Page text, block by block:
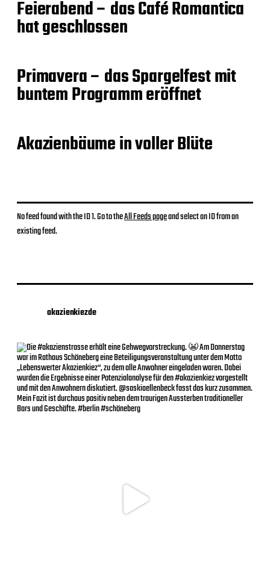
Feierabend – das Café Romantica
hat geschlossen
Primavera – das Spargelfest mit
buntem Programm eröffnet
Akazienbäume in voller Blüte
No feed found with the ID 1. Go to theAll Feeds pageand select an ID from an
existing feed.
akazienkiezde